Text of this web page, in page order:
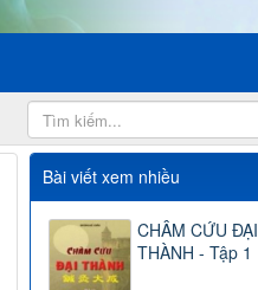
Bài viết xem nhiều
CHÂM CỨU ĐẠI
THÀNH - Tập 1